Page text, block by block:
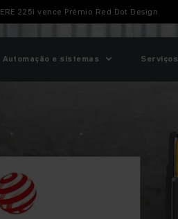
225i vence Prémio Red Dot Design
Automação e sistemas Serviços